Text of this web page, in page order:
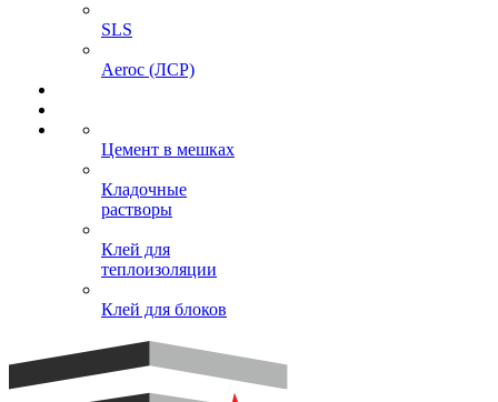
SLS
Aeroc (ЛСР)
Цемент в мешках
Кладочные
растворы
Клей для
теплоизоляции
Клей для блоков